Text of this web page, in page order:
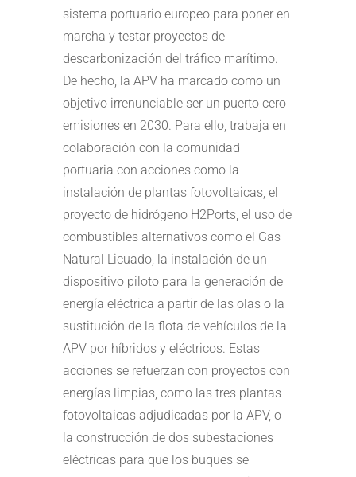
sistema portuario europeo para poner en
marcha y testar proyectos de
descarbonización del tráfico marítimo.
De hecho, la APV ha marcado como un
objetivo irrenunciable ser un puerto cero
emisiones en 2030. Para ello, trabaja en
colaboración con la comunidad
portuaria con acciones como la
instalación de plantas fotovoltaicas, el
proyecto de hidrógeno H2Ports, el uso de
combustibles alternativos como el Gas
Natural Licuado, la instalación de un
dispositivo piloto para la generación de
energía eléctrica a partir de las olas o la
sustitución de la flota de vehículos de la
APV por híbridos y eléctricos. Estas
acciones se refuerzan con proyectos con
energías limpias, como las tres plantas
fotovoltaicas adjudicadas por la APV, o
la construcción de dos subestaciones
eléctricas para que los buques se